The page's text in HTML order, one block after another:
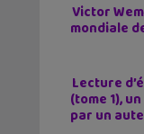
Victor
mondiale
Lecture
(tome 1),
par un